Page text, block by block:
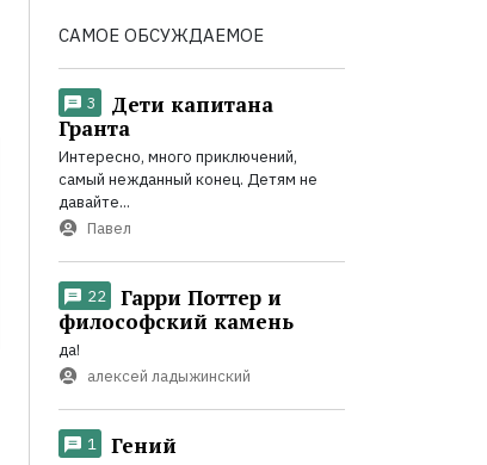
САМОЕ ОБСУЖДАЕМОЕ
3
Дети капитана
Гранта
Интересно, много приключений,
самый нежданный конец. Детям не
давайте...
Павел
22
Гарри Поттер и
философский камень
да!
алексей ладыжинский
1 Гений